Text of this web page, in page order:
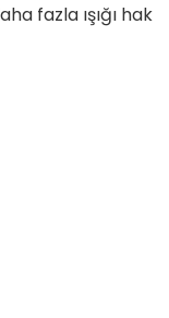
fazla ışığı hak